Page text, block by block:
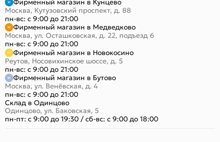
Фирменный магазин в Кунцево
Москва, Кутузовский проспект, д. 88
пн-вс: с 9:00 до 21:00
Фирменный магазин в Медведково
Москва, ул. Осташковская, д. 22, подъезд 6
пн-вс: с 9:00 до 21:00
Фирменный магазин в Новокосино
Реутов, Носовихинское шоссе, д. 5
пн-вс: с 9:00 до 21:00
Фирменный магазин в Бутово
Москва, ул. Венёвская, д. 4
пн-вс: с 9:00 до 21:00
Склад в Одинцово
Одинцово, ул. Баковская, 5
пн-пт: с 9:00 до 19:30 /сб-вс: с 9:00 до 18:00